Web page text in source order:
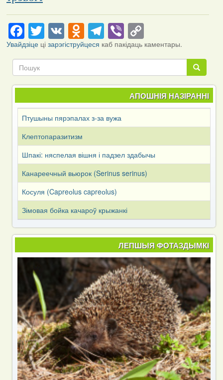
Facebook
Twitter
VKOdnoklassniki
Telegram
ViberCopy
Link
Увайдзіцеці зарэгіструйцеся каб пакідаць каментары.
Пошук
Пошук
АПОШНІЯ НАЗІРАННІ
Птушыны пярэпалах з-за вужа
Клептопаразитизм
Шпакі: няспелая вішня і падзел здабычы
Канареечный вьюрок (Serinus serinus)
Косуля (Capreоlus capreоlus)
Зімовая бойка качароў крыжанкі
ЛЕПШЫЯ ФОТАЗДЫМКІ